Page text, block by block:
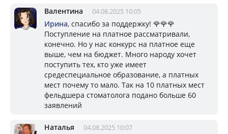
Валентина 04.08.2025 10:05
Ирина, спасибо за поддержку! 🌹🌹🌹
Поступление на платное рассматривали,
конечно. Но у нас конкурс на платное еще
выше, чем на бюджет. Много народу хочет
поступить тех, кто уже имеет
средеспециальное образование, а платных
мест почему то мало. Так на 10 платных мест
фельдшера стоматолога подано больше 60
заявлений
Наталья 04.08.2025 10:07